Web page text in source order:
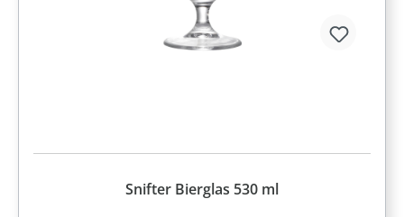
Snifter Bierglas 530 ml